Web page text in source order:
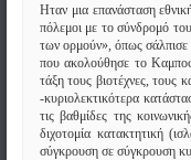
Ηταν μια επανάσταση
πόλεμοι με το σύνδρομό
των ορμούν», όπως σάλπισε
που ακολούθησε το
τάξη τους βιοτέχνες, τους
-κυριολεκτικότερα
τις βαθμίδες της
διχοτομία κατακτητική
σύγκρουση σε σύγκρουση